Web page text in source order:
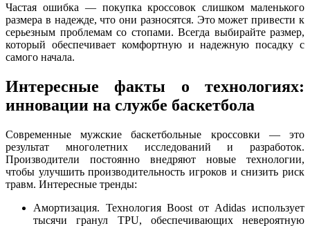
Частая ошибка — покупка кроссовок слишком маленького
размера в надежде, что они разносятся. Это может привести к
серьезным проблемам со стопами. Всегда выбирайте размер,
который обеспечивает комфортную и надежную посадку с
самого начала.
Интересные факты о технологиях:
инновации на службе баскетбола
Современные мужские баскетбольные кроссовки — это
результат многолетних исследований и разработок.
Производители постоянно внедряют новые технологии,
чтобы улучшить производительность игроков и снизить риск
травм. Интересные тренды:
Амортизация. Технология Boost от Adidas использует
тысячи гранул TPU, обеспечивающих невероятную